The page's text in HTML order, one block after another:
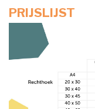
PRIJSLIJST